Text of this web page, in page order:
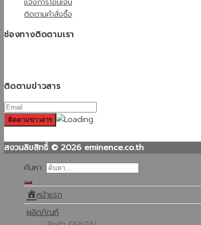
ติดตามคำสั่งซื้อ
ช่องทางติดตามเรา
ติดตามข่าวสาร
สงวนลิขสิทธิ์ © 2026 eminence.co.th
ค้นหา:
หน้าแรก
ผลิตภัณฑ์